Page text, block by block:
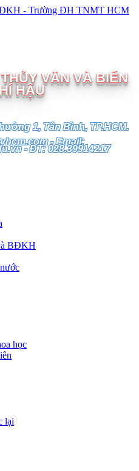
VĂN VÀ BIẾN
HẬU
1, Tân Bình, TP.HCM.
- Email:
- ĐT: 028.39914217
BĐKH
học
lại